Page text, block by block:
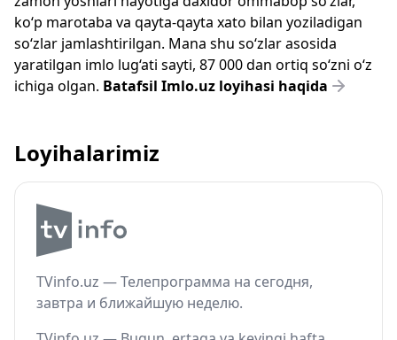
ko‘p marotaba va qayta-qayta xato bilan yoziladigan
so‘zlar jamlashtirilgan. Mana shu so‘zlar asosida
yaratilgan imlo lug‘ati sayti, 87 000 dan ortiq so‘zni o‘z
ichiga olgan. Batafsil Imlo.uz loyihasi haqida
Loyihalarimiz
TVinfo.uz — Телепрограмма на сегодня,
завтра и ближайшую неделю.